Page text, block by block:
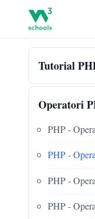
Tutorial
Operatori
PHP -
PHP -
PHP -
PHP -